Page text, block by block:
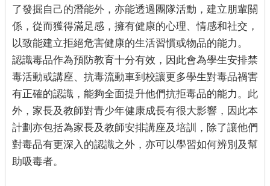
了發掘自己的潛能外，亦能透過團隊活動，建立朋輩關
係，從而獲得滿足感，擁有健康的心理、情感和社交，
以致能建立拒絕危害健康的生活習慣或物品的能力。
認識毒品作為預防教育十分有效，因此會為學生安排禁
毒活動或講座、抗毒流動車到校讓更多學生對毒品禍害
有正確的認識，能夠全面提升他們抗拒毒品的能力。此
外，家長及教師對青少年健康成長有很大影響，因此本
計劃亦包括為家長及教師安排講座及培訓，除了讓他們
對毒品有更深入的認識之外，亦可以學習如何辨別及幫
助吸毒者。